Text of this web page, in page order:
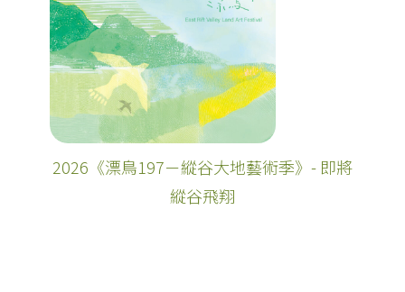
2026《漂鳥197－縱谷大地藝術季》- 即將
縱谷飛翔